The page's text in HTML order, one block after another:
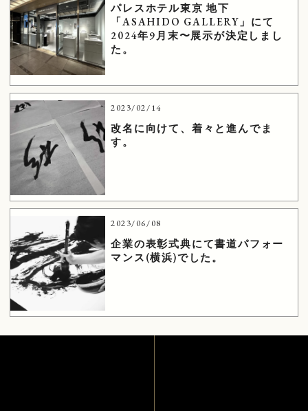
パレスホテル東京 地下
「ASAHIDO GALLERY」にて
2024年9月末〜展示が決定しまし
た。
2023/02/14
改名に向けて、着々と進んでま
す。
2023/06/08
企業の表彰式典にて書道パフォー
マンス(横浜)でした。